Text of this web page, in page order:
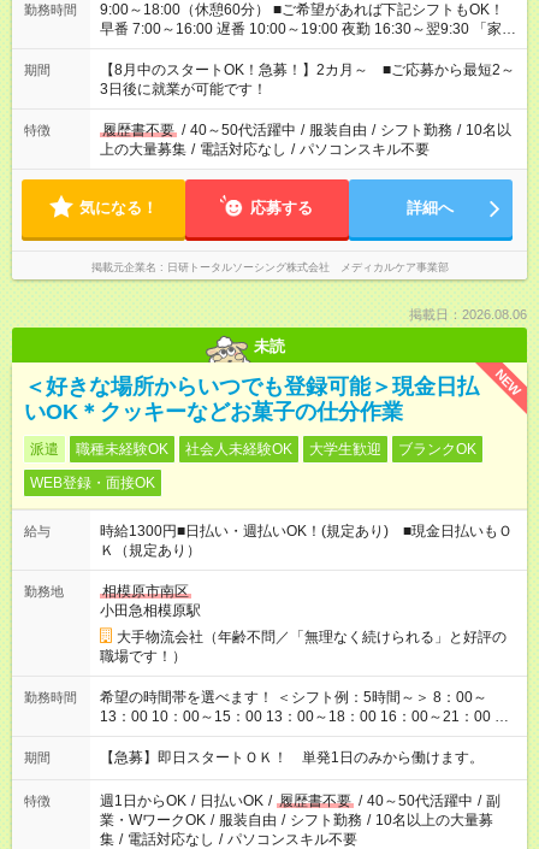
勤務時間
9:00～18:00（休憩60分） ■ご希望があれば下記シフトもOK！
早番 7:00～16:00 遅番 10:00～19:00 夜勤 16:30～翌9:30 「家族
と休みを合わせたい」 「余裕を持って夕飯の準備がしたい」
「できれば残業はしたくない」 など、ご希望を教えてください
ね。 ※Wワーク希望の方へ 今ご覧のお仕事で希望する勤務時間
と、もう1つのお仕事の勤務時間。 合計で週40時間を超える場
合は応募できません。
期間
【8月中のスタートOK！急募！】2カ月～ ■ご応募から最短2～
3日後に就業が可能です！
特徴 履歴書不要 / 40～50代活躍中 / 服装自由 / シフト勤務 / 10名以
上の大量募集 / 電話対応なし / パソコンスキル不要
気になる！ 応募する 詳細へ
掲載元企業名 日研トータルソーシング株式会社 メディカルケア事業部
掲載日：2026.08.06
未読
NEW
＜好きな場所からいつでも登録可能＞現金日払
いOK＊クッキーなどお菓子の仕分作業
派遣 職種未経験OK 社会人未経験OK 大学生歓迎
ブランクOK
WEB登録・面接OK
給与
時給1300円■日払い・週払いOK！(規定あり) ■現金日払いもＯ
Ｋ（規定あり）
勤務地
相模原市南区
小田急相模原駅
大手物流会社（年齢不問／「無理なく続けられる」と好評の
職場です！）
勤務時間
希望の時間帯を選べます！ ＜シフト例：5時間～＞ 8：00～
13：00 10：00～15：00 13：00～18：00 16：00～21：00 ＜
シフト例：8時間～＞ ・10：00～19：00 ・13：00～22：00 ・
22：00～翌6：00 など！是非ご希望をお聞かせください！
期間 【急募】即日スタートＯＫ！ 単発1日のみから働けます。
特徴 週1日からOK / 日払いOK / 履歴書不要 / 40～50代活躍中 / 副
業・WワークOK / 服装自由 / シフト勤務 / 10名以上の大量募
集 / 電話対応なし / パソコンスキル不要